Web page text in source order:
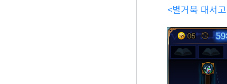
<별거북 대서